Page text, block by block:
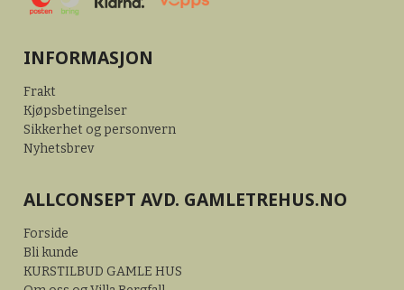
INFORMASJON
Frakt
Kjøpsbetingelser
Sikkerhet og personvern
Nyhetsbrev
ALLCONSEPT AVD. GAMLETREHUS.NO
Forside
Bli kunde
KURSTILBUD GAMLE HUS